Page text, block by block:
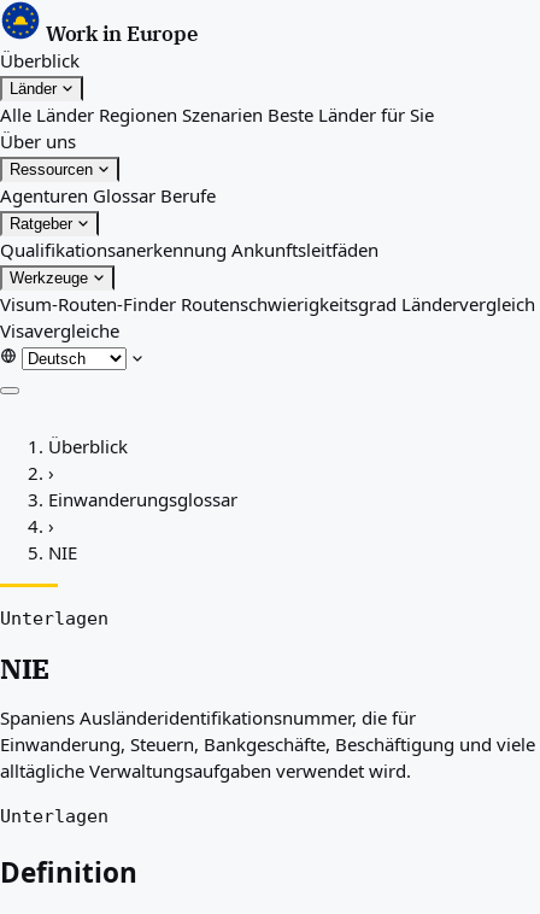
Work in Europe
Überblick
Länder
Alle Länder Regionen Szenarien Beste Länder für Sie
Über uns
Ressourcen
Agenturen Glossar Berufe
Ratgeber
Qualifikationsanerkennung Ankunftsleitfäden
Werkzeuge
Visum-Routen-Finder Routenschwierigkeitsgrad Ländervergleich
Visavergleiche
Länder
Regionen
Ressourcen
Ratgeber
Qualifikationsanerkennung
Ankunftsleitfäden
Werkzeuge
Routenschwierigkeitsgrad
Ländervergleich
Überblick
›
Einwanderungsglossar
›
NIE
Unterlagen
NIE
Spaniens Ausländeridentifikationsnummer, die für
Einwanderung, Steuern, Bankgeschäfte, Beschäftigung und viele
alltägliche Verwaltungsaufgaben verwendet wird.
Unterlagen
Definition